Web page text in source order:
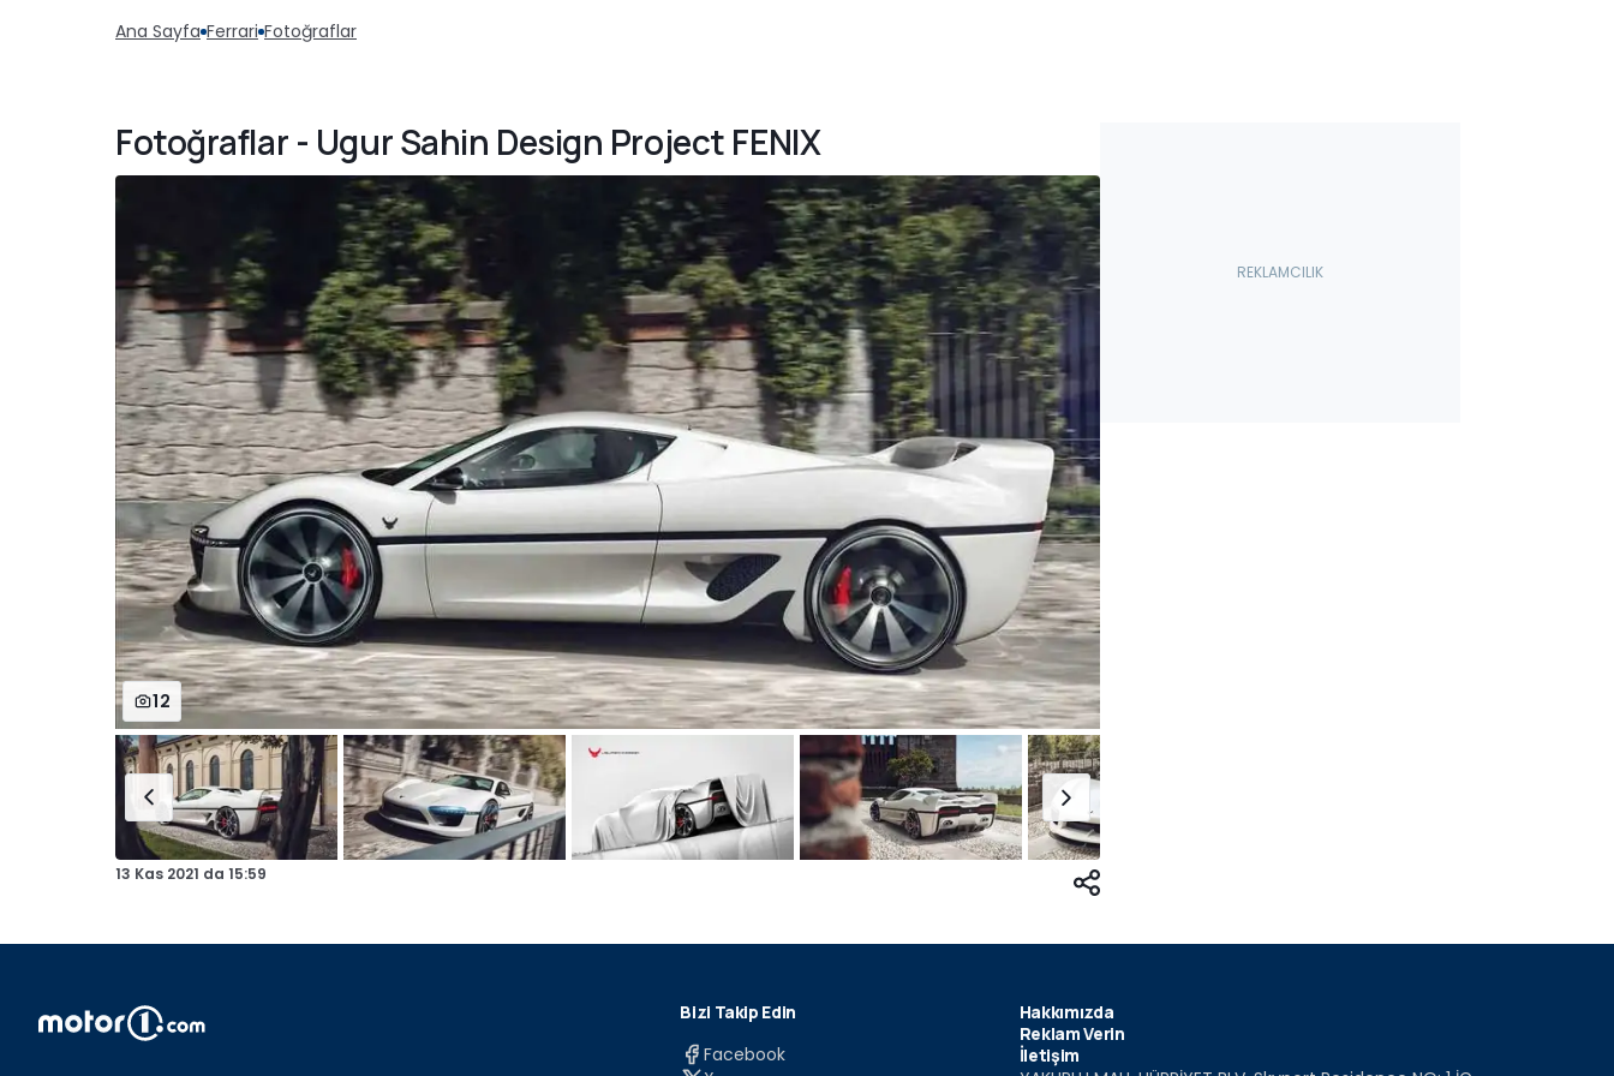
Ana Sayfa Ferrari Fotoğraflar
Fotoğraflar - Ugur Sahin Design Project FENIX
12
13 Kas 2021 da 15:59
Bizi Takip Edin
Facebook
Hakkımızda
Reklam Verin
İletişim